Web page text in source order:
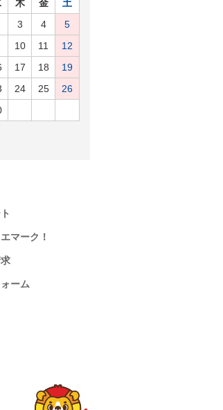
木 金
土
3 4
5
10 11
12
17 18
19
24 25
26
マーク！
ーム